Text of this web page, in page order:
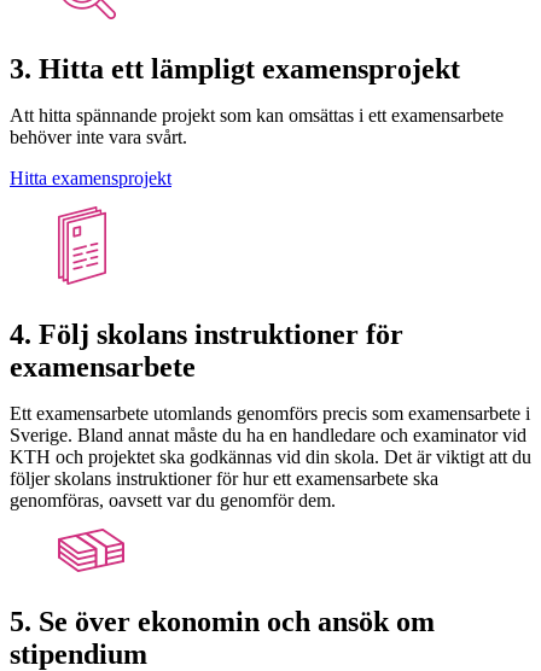
3. Hitta ett lämpligt examensprojekt
Att hitta spännande projekt som kan omsättas i ett examensarbete
behöver inte vara svårt.
Hitta examensprojekt
4. Följ skolans instruktioner för
examensarbete
Ett examensarbete utomlands genomförs precis som examensarbete i
Sverige. Bland annat måste du ha en handledare och examinator vid
KTH och projektet ska godkännas vid din skola. Det är viktigt att du
följer skolans instruktioner för hur ett examensarbete ska
genomföras, oavsett var du genomför dem.
5. Se över ekonomin och ansök om
stipendium